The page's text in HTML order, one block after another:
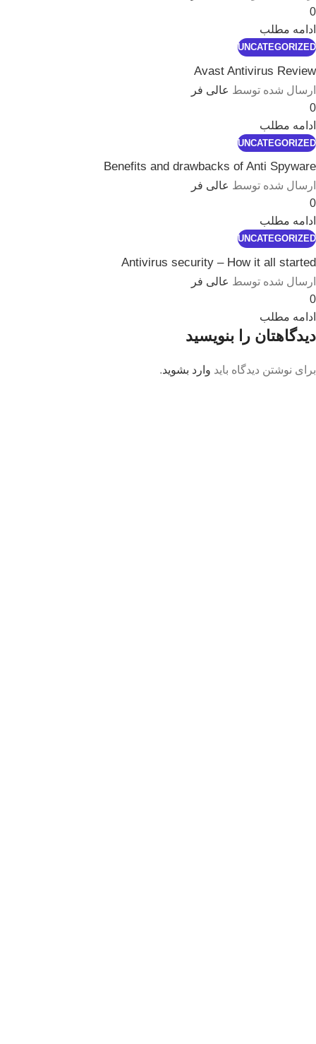
0
ادامه مطلب
UNCATEGORIZED
Avast Antivirus Review
ارسال شده توسط عالی فر
0
ادامه مطلب
UNCATEGORIZED
Benefits and drawbacks of Anti Spyware
ارسال شده توسط عالی فر
0
ادامه مطلب
UNCATEGORIZED
Antivirus security – How it all started
ارسال شده توسط عالی فر
0
ادامه مطلب
دیدگاهتان را بنویسید
برای نوشتن دیدگاه باید وارد بشوید.